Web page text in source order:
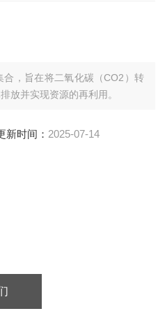
，旨在将二氧化碳（CO2）转
放并实现资源的再利用。
新时间： 2025-07-14